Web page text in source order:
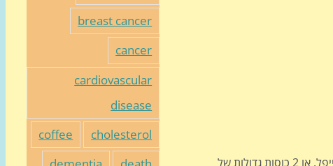
· קערה קטנה זיתים או קערה קטנה פירות יבשים (צימוקים, משמשים, שזיפים) או 2 תפוחי עץ אפויים עם ריבה או דבש או סירופ מייפל, או 2 כוסות גדולות של
breast cancer
cancer
cardiovascular
disease
cholesterol
coffee